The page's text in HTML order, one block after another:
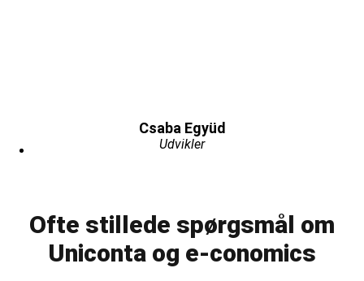
Csaba Együd
Udvikler
Ofte stillede spørgsmål om
Uniconta og e-conomics